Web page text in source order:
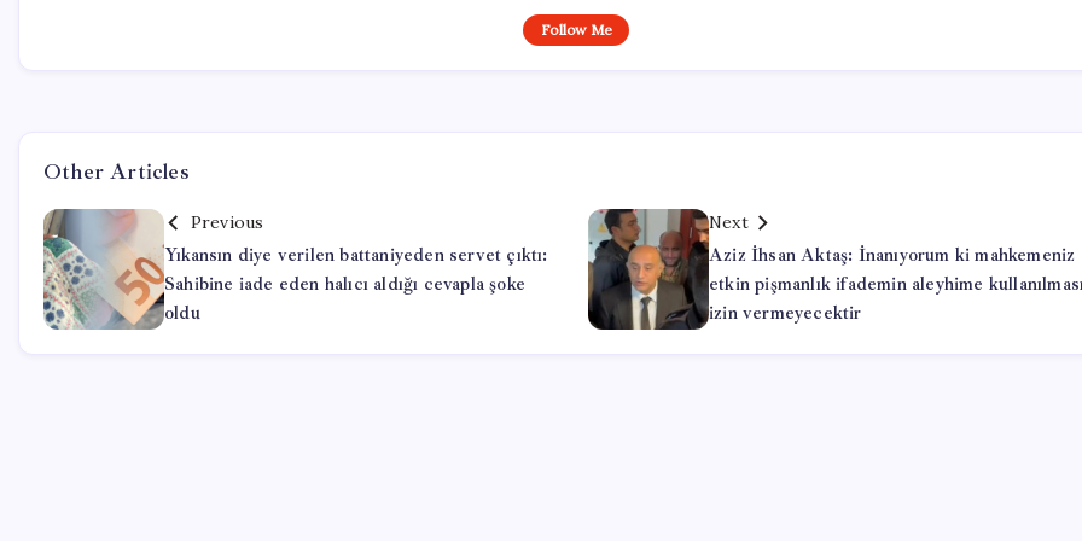
Follow Me
Other Articles
Previous
Yıkansın diye verilen battaniyeden servet çıktı:
Sahibine iade eden halıcı aldığı cevapla şoke
oldu
Next
Aziz İhsan Aktaş: İnanıyorum ki mahkemeniz
etkin pişmanlık ifademin aleyhime
izin vermeyecektir